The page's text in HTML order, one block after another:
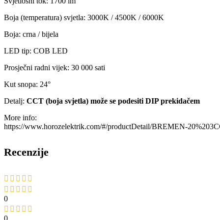
Boja (temperatura) svjetla: 3000K / 4500K / 6000K
Boja: crna / bijela
LED tip: COB LED
Prosječni radni vijek: 30 000 sati
Kut snopa: 24°
Detalj: CCT (boja svjetla) može se podesiti DIP prekidačem
More info:
https://www.horozelektrik.com/#/productDetail/BREMEN-
Recenzije
0
0